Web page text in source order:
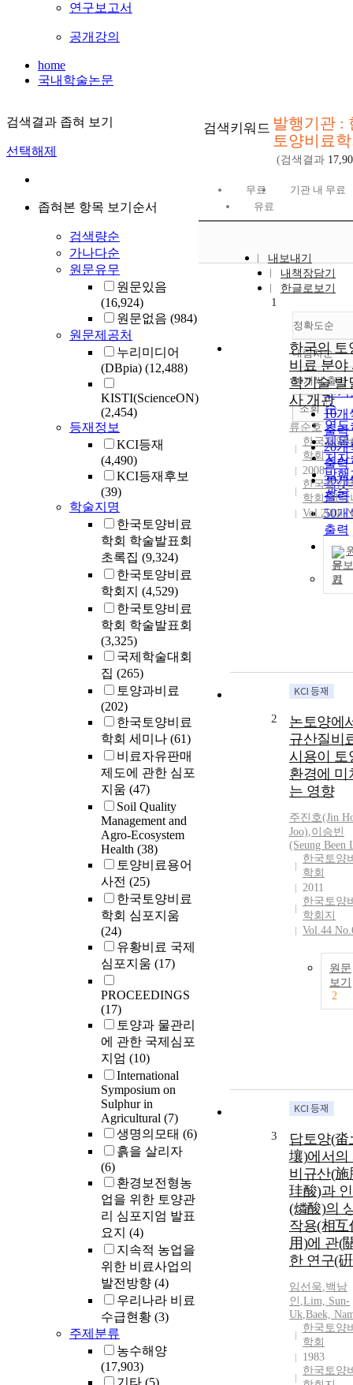
연구보고서
공개강의
home
국내학술논문
검색결과 좁혀 보기
선택해제
좁혀본 항목 보기순서
검색량순
가나다순
원문유무
원문있음
(16,924)
원문없음 (984)
원문제공처
누리미디어
(DBpia) (12,488)
KISTI(ScienceON)
(2,454)
등재정보
KCI등재
(4,490)
KCI등재후보
(39)
학술지명
한국토양비료
학회 학술발표회
초록집 (9,324)
한국토양비료
학회지 (4,529)
한국토양비료
학회 학술발표회
(3,325)
국제학술대회
집 (265)
토양과비료
(202)
한국토양비료
학회 세미나 (61)
비료자유판매
제도에 관한 심포
지움 (47)
Soil Quality
Management and
Agro-Ecosystem
Health (38)
토양비료용어
사전 (25)
한국토양비료
학회 심포지움
(24)
유황비료 국제
심포지움 (17)
PROCEEDINGS
(17)
토양과 물관리
에 관한 국제심포
지엄 (10)
International
Symposium on
Sulphur in
Agricultural (7)
생명의모태 (6)
흙을 살리자
(6)
환경보전형농
업을 위한 토양관
리 심포지엄 발표
요지 (4)
지속적 농업을
위한 비료사업의
발전방향 (4)
우리나라 비료
수급현황 (3)
주제분류
농수해양
(17,903)
검색키워드 발행기관 :
토양비료
(검색결과
무료
기관 내 무료
유료
내보내기
내책장담기
한글로보기
정확도순
정확
순
인기
순
연도
제목
저자
발행
관순
내림차순
내림
10개씩 출력
10개
출력
20개
출력
30개
출력
50개
출력
100
출력
조회
1
한국의 토
비료 분야
학기술 발
사 개관
류순호
한국토양
학회
2008
한국토양
학회 세미
Vol.2008
문보
기
2
논토양에
규산질비
시용이 토
환경에 미
는 영향
주진호(Jin
Joo),이승빈
(Seung Been
한국토양
학회
2011
한국토양
학회지
Vol.44
원문
보기
2
3
답토양(畓
壤)에서의
비규산(施
珪酸)과
(燐酸)의
작용(相互
用)에 관(
한 연구(
임선욱,백남
인 ,Lim, Sun-
Uk,Baek,
한국토양
학회
1983
한국토양